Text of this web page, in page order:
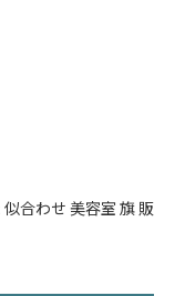
似合わせ 美容室 旗 販